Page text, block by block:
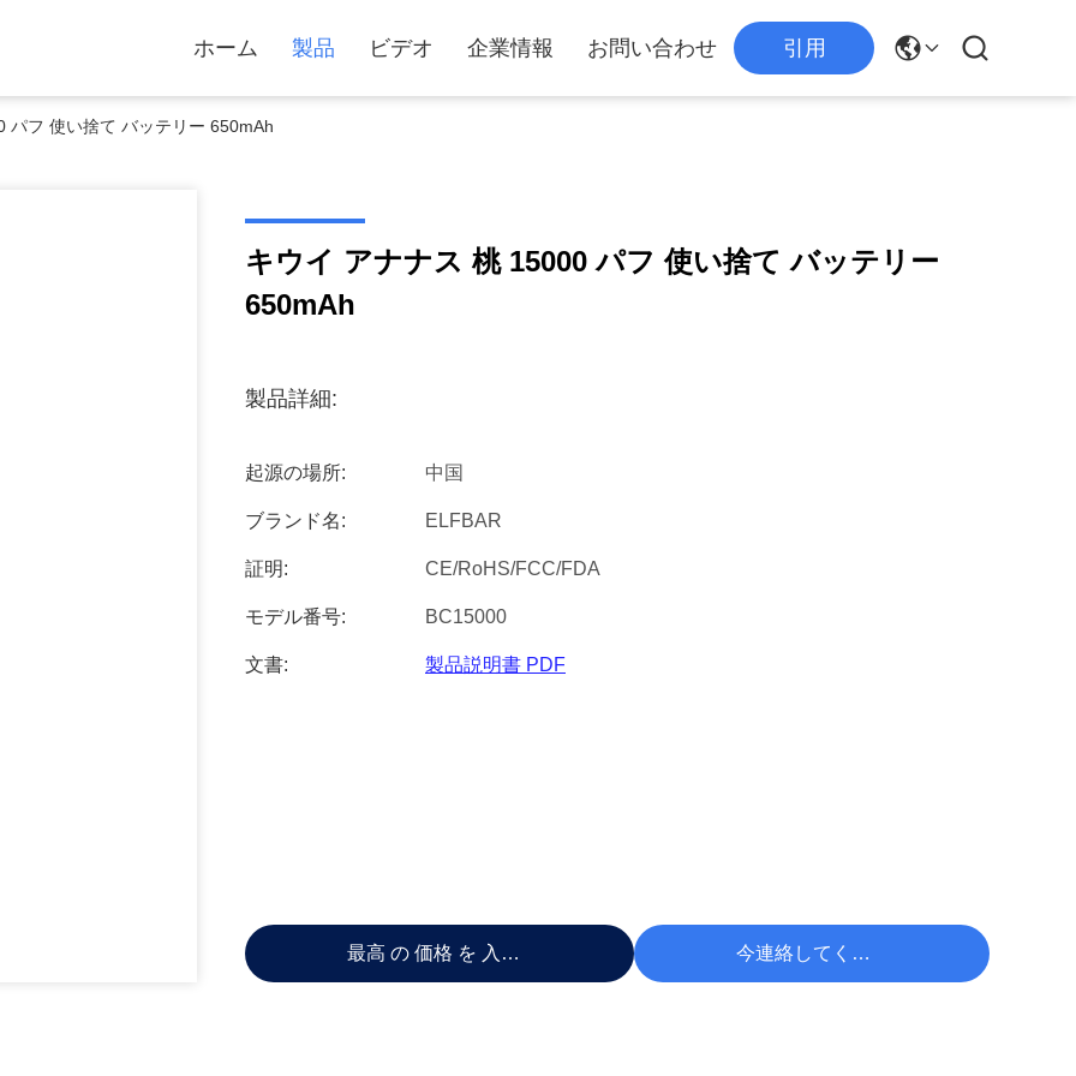
ホーム 製品 ビデオ 企業情報 お問い合わせ 引用
パフ 使い捨て バッテリー 650mAh
キウイ アナナス 桃 15000 パフ 使い捨て バッテリー
650mAh
製品詳細:
起源の場所: 中国
ブランド名: ELFBAR
証明: CE/RoHS/FCC/FDA
モデル番号: BC15000
文書: 製品説明書 PDF
最高 の 価格 を 入手 する 今連絡してください